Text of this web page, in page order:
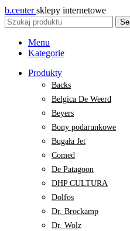
b.centersklepy internetowe
Menu
Kategorie
Produkty
Backs
Belgica De Weerd
Beyers
Bony podarunkowe
Bugała Jet
Comed
De Patagoon
DHP CULTURA
Dolfos
Dr. Brockamp
Dr. Wolz